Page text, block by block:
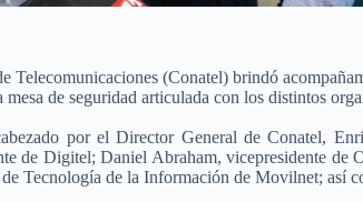
Telecomunicaciones (Conatel) brindó
de seguridad articulada con los distintos
por el Director General de Conatel,
de Digitel; Daniel Abraham, vicepresidente
Tecnología de la Información de Movilnet; así